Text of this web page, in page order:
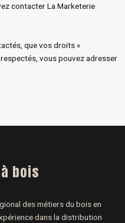
contacter La Marketerie
que vos droits «
vous pouvez adresser
bois
des métiers du bois en
dans la distribution